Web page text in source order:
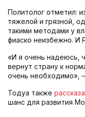
Политолог отметил:
тяжелой и грязной,
такими методами у
фиаско неизбежно. И
«И я очень надеюсь,
вернут страну к
очень необходимо»,
Тодуа также
шанс для развития